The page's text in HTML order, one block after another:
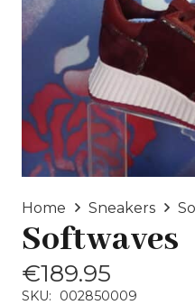
Home Sneakers
Softwaves
€189.95
SKU: 002850009